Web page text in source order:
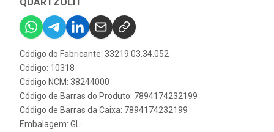
Código do Fabricante: 33219.03.34.052
Código: 10318
Código NCM: 38244000
Código de Barras do Produto: 7894174232199
Código de Barras da Caixa: 7894174232199
Embalagem: GL